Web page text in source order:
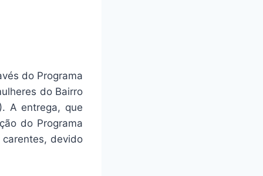
do Programa
do Bairro
A entrega, que
do Programa
devido